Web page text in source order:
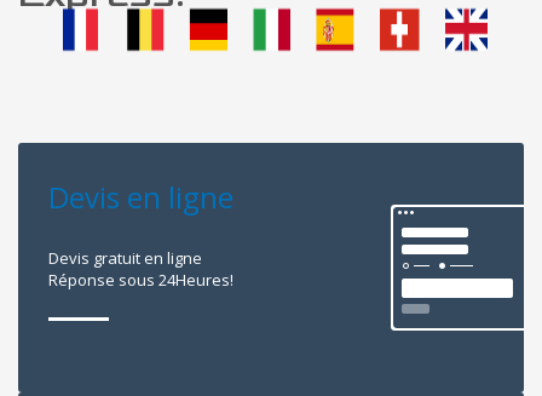
Devis en ligne
Devis gratuit en ligne
Réponse sous 24Heures!